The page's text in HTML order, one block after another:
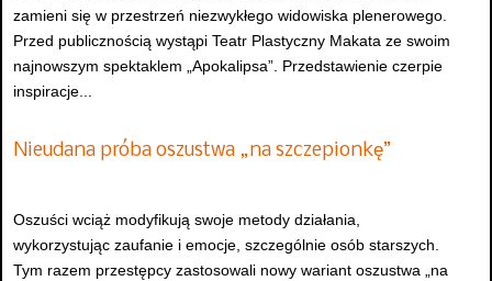
zamieni się w przestrzeń niezwykłego widowiska plenerowego.
Przed publicznością wystąpi Teatr Plastyczny Makata ze swoim
najnowszym spektaklem „Apokalipsa”. Przedstawienie czerpie
inspiracje...
Nieudana próba oszustwa „na szczepionkę”
Oszuści wciąż modyfikują swoje metody działania,
wykorzystując zaufanie i emocje, szczególnie osób starszych.
Tym razem przestępcy zastosowali nowy wariant oszustwa „na